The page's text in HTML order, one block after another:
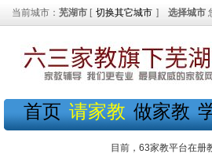
当前城市： 芜湖市 [ 切换其它城市 ] 选择城市
首页 请家教 做家教
目前，63家教平台在册